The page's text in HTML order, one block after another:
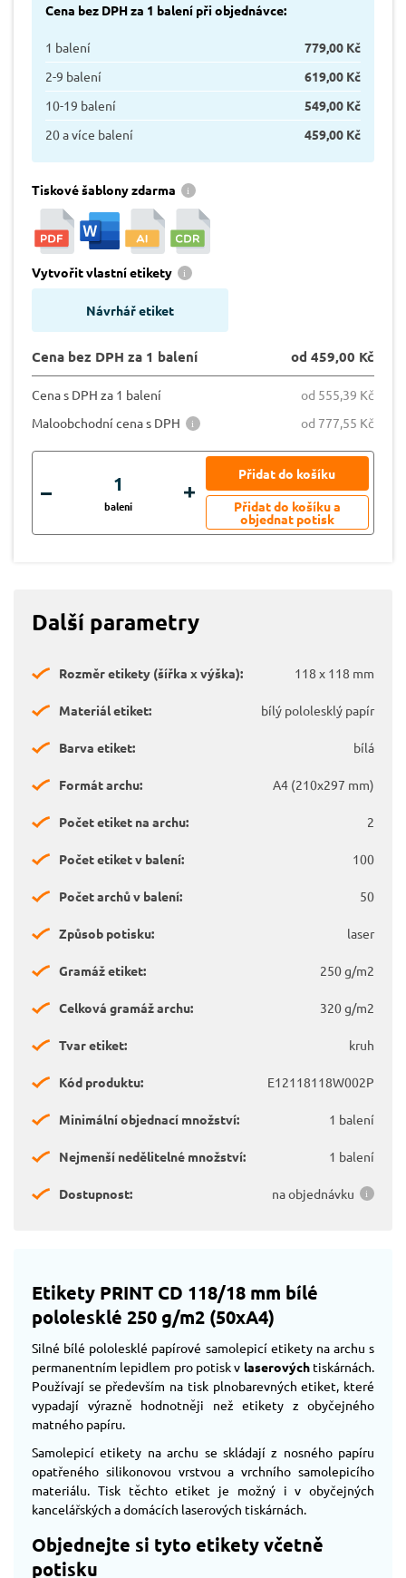
Cena bez DPH za 1 balení při objednávce:
1 balení
779,00 Kč
2-9 balení
619,00 Kč
10-19 balení
549,00 Kč
20 a více balení
459,00 Kč
Tiskové šablony zdarma
Vytvořit vlastní etikety
Návrhář etiket
Cena bez DPH za 1 balení od 459,00 Kč
Cena s DPH za 1 balení
od 555,39 Kč
Maloobchodní cena s DPH
od 777,55 Kč
balení
Další parametry
Rozměr etikety (šířka x výška): 118 x 118 mm
Materiál etiket: bílý pololesklý papír
Barva etiket: bílá
Formát archu: A4 (210x297 mm)
Počet etiket na archu: 2
Počet etiket v balení: 100
Počet archů v balení: 50
Způsob potisku: laser
Gramáž etiket: 250 g/m2
Celková gramáž archu: 320 g/m2
Tvar etiket: kruh
Kód produktu: E12118118W002P
Minimální objednací množství: 1 balení
Nejmenší nedělitelné množství: 1 balení
Dostupnost: na objednávku
Etikety PRINT CD 118/18 mm bílé
pololesklé 250 g/m2 (50xA4)
Silné bílé pololesklé papírové samolepicí etikety na archu s
permanentním lepidlem pro potisk v laserovýchtiskárnách.
Používají se především na tisk plnobarevných etiket, které
vypadají výrazně hodnotněji než etikety z obyčejného
matného papíru.
Samolepicí etikety na archu se skládají z nosného papíru
opatřeného silikonovou vrstvou a vrchního samolepicího
materiálu. Tisk těchto etiket je možný i v obyčejných
kancelářských a domácích laserových tiskárnách.
Objednejte si tyto etikety včetně
potisku